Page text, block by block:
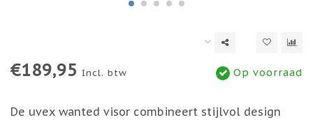
€189,95 Incl. btw Op voorraad
De uvex wanted visor combineert stijlvol design